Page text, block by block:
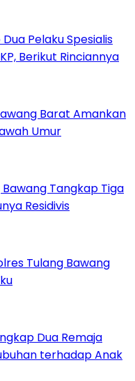
Pelaku Spesialis
Berikut Rinciannya
Barat Amankan
Umur
Tangkap Tiga
Residivis
Tulang Bawang
Dua Remaja
terhadap Anak